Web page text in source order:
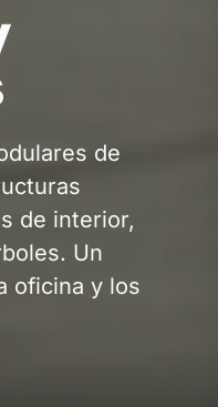
de
de interior,
Un
oficina y los
de
de interior,
Un
oficina y los
de
de interior,
Un
oficina y los